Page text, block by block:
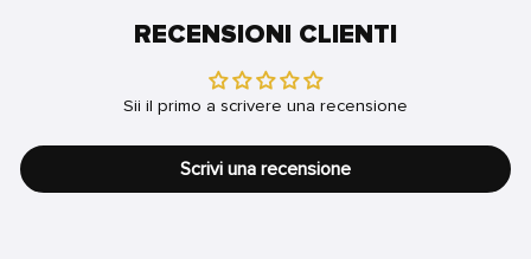
RECENSIONI CLIENTI
Sii il primo a scrivere una recensione
Scrivi una recensione